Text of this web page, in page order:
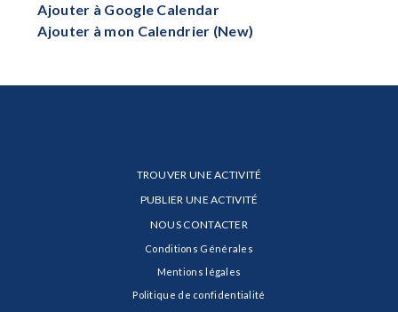
Ajouter à Google Calendar
Ajouter à mon Calendrier (New)
TROUVER UNE ACTIVITÉ
PUBLIER UNE ACTIVITÉ
NOUS CONTACTER
Conditions Générales
Mentions légales
Politique de confidentialité